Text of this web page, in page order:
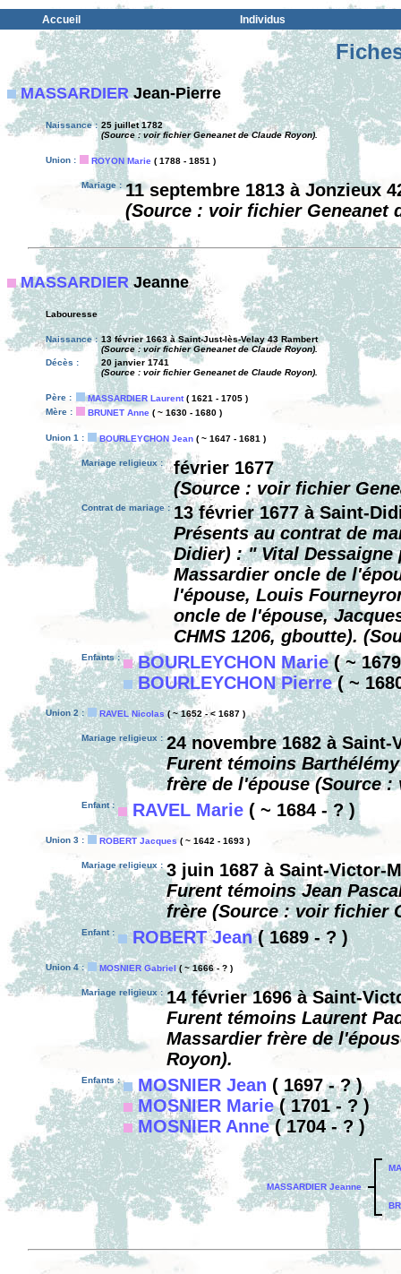
Accueil Individus
MASSARDIERJean-Pierre
Naissance : 25 juillet 1782
(Source : voir fichier Geneanet de Claude Royon).
Union : ROYON Marie ( 1788 - 1851 )
Mariage : 11 septembre 1813 à Jonzieux
(Source : voir fichier Geneanet
MASSARDIERJeanne
Labouresse
Naissance : 13 février 1663 à Saint-Just-lès-Velay 43 Rambert
(Source : voir fichier Geneanet de Claude Royon).
Décès :
20 janvier 1741
(Source : voir fichier Geneanet de Claude Royon).
Père : MASSARDIER Laurent( 1621 - 1705 )
Mère :
BRUNET Anne ( ~ 1630 - 1680 )
Union 1 : BOURLEYCHON Jean ( ~ 1647 - 1681 )
Mariage religieux :
février 1677
(Source : voir fichier
Contrat de mariage : 13 février 1677 à Saint-
Présents au contrat de
Didier) : " Vital Dessaigne
Massardier oncle de
l'épouse, Louis
oncle de l'épouse,
CHMS 1206, gboutte).
Enfants : BOURLEYCHON Marie( ~
BOURLEYCHON Pierre( ~
Union 2 : RAVEL Nicolas( ~ 1652 - < 1687 )
Mariage religieux : 24 novembre 1682 à
Furent témoins
frère de l'épouse (Source :
Enfant : RAVEL Marie ( ~ 1684 - ? )
Union 3 : ROBERT Jacques ( ~ 1642 - 1693 )
Mariage religieux : 3 juin 1687 à Saint-Victor-
Furent témoins Jean
frère (Source : voir fichier
Enfant : ROBERT Jean( 1689 - ? )
Union 4 : MOSNIER Gabriel( ~ 1666 - ? )
Mariage religieux : 14 février 1696 à Saint-
Furent témoins Laurent
Massardier frère de
Royon).
Enfants : MOSNIER Jean ( 1697 - ? )
MOSNIER Marie( 1701 - ? )
MOSNIER Anne( 1704 - ? )
MASSARDIER Jeanne